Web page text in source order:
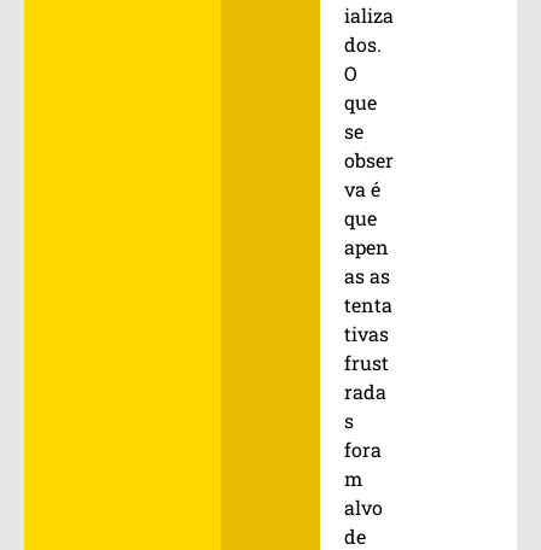
ializa
dos.
O
que
se
obser
va é
que
apen
as as
tenta
tivas
frust
rada
s
fora
m
alvo
de